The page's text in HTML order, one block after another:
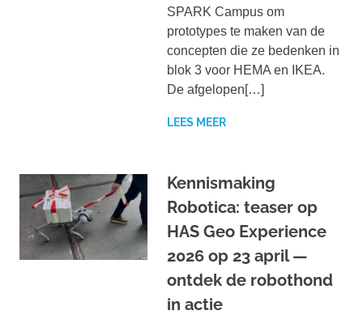
SPARK Campus om
prototypes te maken van de
concepten die ze bedenken in
blok 3 voor HEMA en IKEA.
De afgelopen[…]
LEES MEER
Kennismaking
Robotica: teaser op
HAS Geo Experience
2026 op 23 april —
ontdek de robothond
in actie